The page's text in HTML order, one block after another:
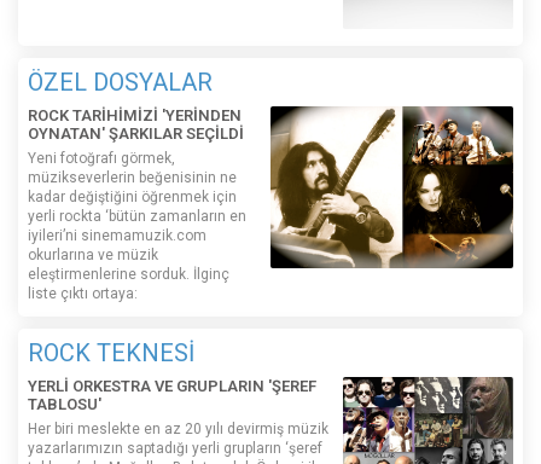
ÖZEL DOSYALAR
ROCK TARİHİMİZİ 'YERİNDEN
OYNATAN' ŞARKILAR SEÇİLDİ
Yeni fotoğrafı görmek,
müzikseverlerin beğenisinin ne
kadar değiştiğini öğrenmek için
yerli rockta ‘bütün zamanların en
iyileri’ni sinemamuzik.com
okurlarına ve müzik
eleştirmenlerine sorduk. İlginç
liste çıktı ortaya:
ROCK TEKNESİ
YERLİ ORKESTRA VE GRUPLARIN 'ŞEREF
TABLOSU'
Her biri meslekte en az 20 yılı devirmiş müzik
yazarlarımızın saptadığı yerli grupların ‘şeref